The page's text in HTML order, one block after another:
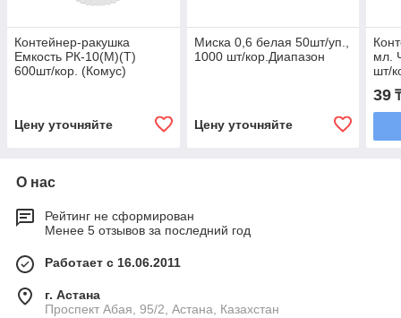
Контейнер-ракушка
Емкость РК-10(М)(Т)
600шт/кор. (Комус)
Цену уточняйте
Миска 0,6 белая 50шт/уп.,
1000 шт/кор.Диапазон
Цену уточняйте
мл.
шт/
39
О нас
Рейтинг не сформирован
Менее 5 отзывов за последний год
Работает с 16.06.2011
г. Астана
​Проспект Абая, 95/2, Астана, Казахстан